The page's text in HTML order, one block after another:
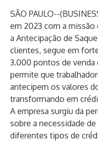
SÃO PAULO--(
em 2023 com a missão
a Antecipação de
clientes, segue em
3.000 pontos de
permite que
antecipem os valores
transformando em
A empresa surgiu da
sobre a necessidade
diferentes tipos de